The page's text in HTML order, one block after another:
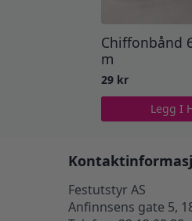
Chiffonbånd
m
29 kr
Legg I
Festutstyr AS
Anfinnsens gate 5,